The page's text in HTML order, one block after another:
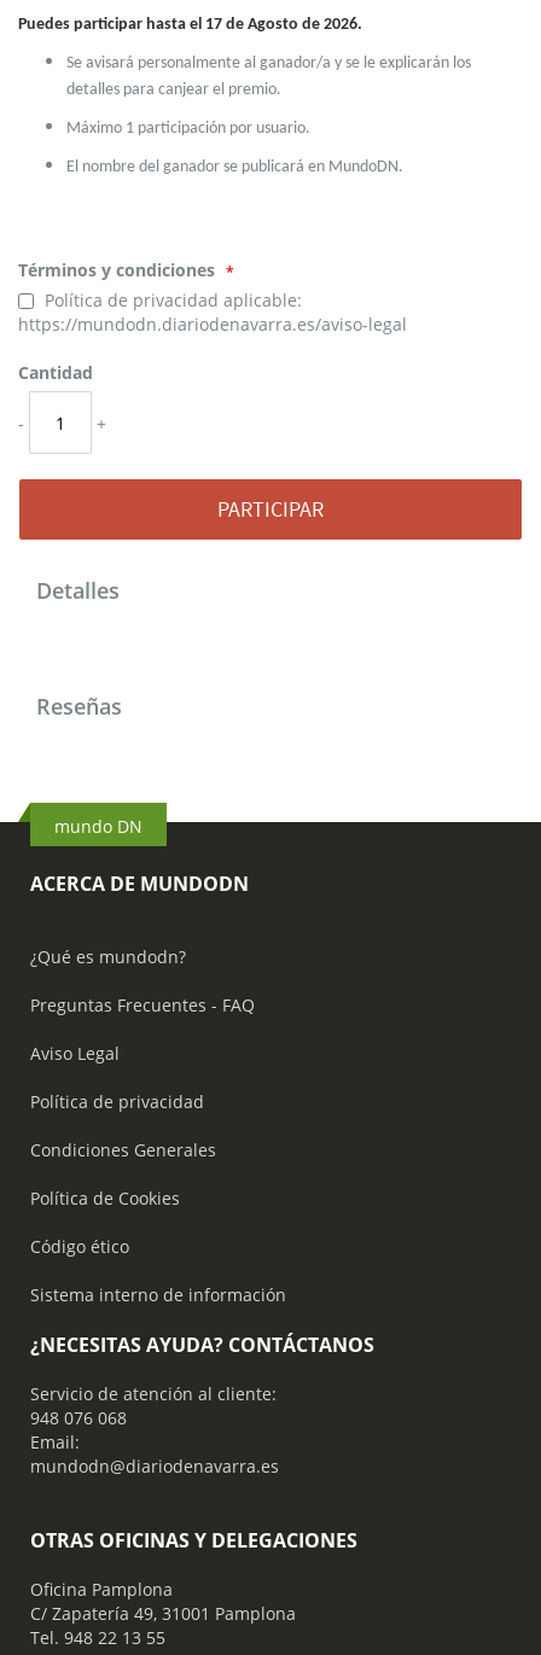
Puedes participar hasta el 17 de Agosto de 2026.
Se avisará personalmente al ganador/a y se le explicarán los
detalles para canjear el premio.
Máximo 1 participación por usuario.
El nombre del ganador se publicará en MundoDN.
Términos y condiciones
Política de privacidad aplicable:
https://mundodn.diariodenavarra.es/aviso-legal
Cantidad
- +
PARTICIPAR
Detalles
Reseñas
mundo DN
ACERCA DE MUNDODN
¿Qué es mundodn?
Preguntas Frecuentes - FAQ
Aviso Legal
Política de privacidad
Condiciones Generales
Política de Cookies
Código ético
Sistema interno de información
¿NECESITAS AYUDA? CONTÁCTANOS
Servicio de atención al cliente:
948 076 068
Email:
mundodn@diariodenavarra.es
OTRAS OFICINAS Y DELEGACIONES
Oficina Pamplona
C/ Zapatería 49, 31001 Pamplona
Tel. 948 22 13 55